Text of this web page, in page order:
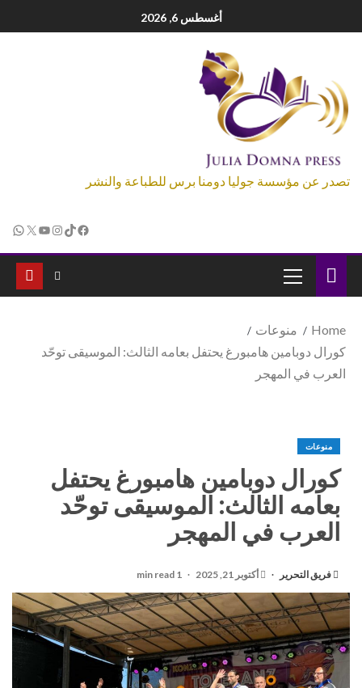
أغسطس 6, 2026
تصدر عن مؤسسة جوليا دومنا برس للطباعة والنشر
Home
منوعات
كورال دوبامين هامبورغ يحتفل بعامه الثالث: الموسيقى توحّد
العرب في المهجر
منوعات
كورال دوبامين هامبورغ يحتفل
بعامه الثالث: الموسيقى توحّد
العرب في المهجر
فريق التحرير أكتوبر 21, 2025 1 min read